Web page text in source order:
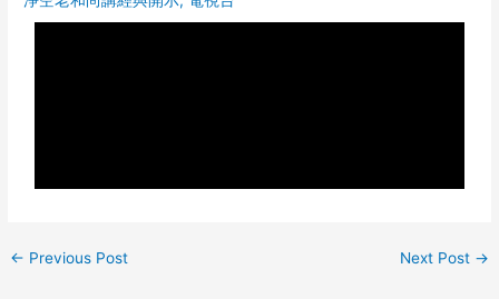
← Previous Post Next Post →